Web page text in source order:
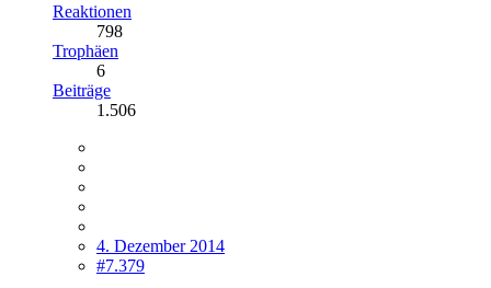
Reaktionen
798
Trophäen
6
Beiträge
1.506
4. Dezember 2014
#7.379